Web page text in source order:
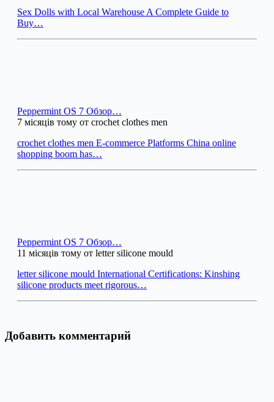
Sex Dolls with Local Warehouse A Complete Guide to
Buy…
Peppermint OS 7 Обзор…
7 місяців тому от crochet clothes men
crochet clothes men E-commerce Platforms China online
shopping boom has…
Peppermint OS 7 Обзор…
11 місяців тому от letter silicone mould
letter silicone mould International Certifications: Kinshing
silicone products meet rigorous…
Добавить комментарий